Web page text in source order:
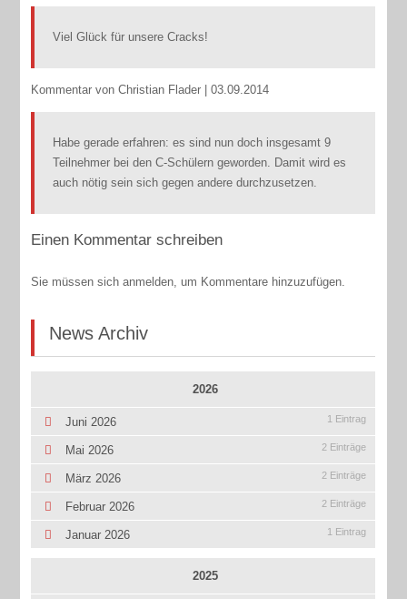
Viel Glück für unsere Cracks!
Kommentar von Christian Flader |03.09.2014
Habe gerade erfahren: es sind nun doch insgesamt 9
Teilnehmer bei den C-Schülern geworden. Damit wird es
auch nötig sein sich gegen andere durchzusetzen.
Einen Kommentar schreiben
Sie müssen sich anmelden, um Kommentare hinzuzufügen.
News Archiv
2026
Juni 2026 1 Eintrag
Mai 2026 2 Einträge
März 2026 2 Einträge
Februar 2026 2 Einträge
Januar 2026 1 Eintrag
2025